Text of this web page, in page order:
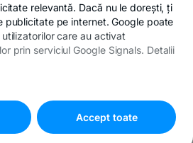
Transilvania. Toate drepturile
rezervate.
relevantă. Dacă nu le dorești, ți
publicitate pe internet. Google poate
care au activat
prin serviciul Google Signals. Detalii
Accept toate